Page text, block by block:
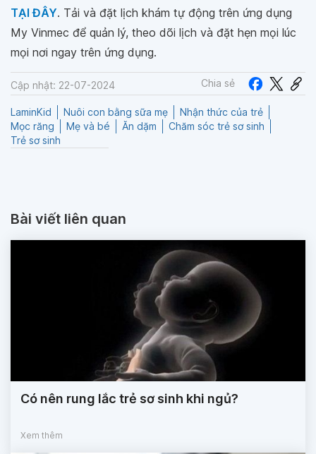
TẠI ĐÂY. Tải và đặt lịch khám tự động trên ứng dụng
My Vinmec để quản lý, theo dõi lịch và đặt hẹn mọi lúc
mọi nơi ngay trên ứng dụng.
Cập nhật: 22-07-2024 Chia sẻ
LaminKid Nuôi con bằng sữa mẹ
Nhận thức của trẻ
Mọc răng
Mẹ và bé Ăn dặm
Chăm sóc trẻ sơ sinh
Trẻ sơ sinh
Bài viết liên quan
Có nên rung lắc trẻ sơ sinh khi ngủ?
Xem thêm